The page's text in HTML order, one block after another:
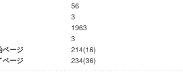
56
3
1963
3
ページ
214(16)
ページ
234(36)